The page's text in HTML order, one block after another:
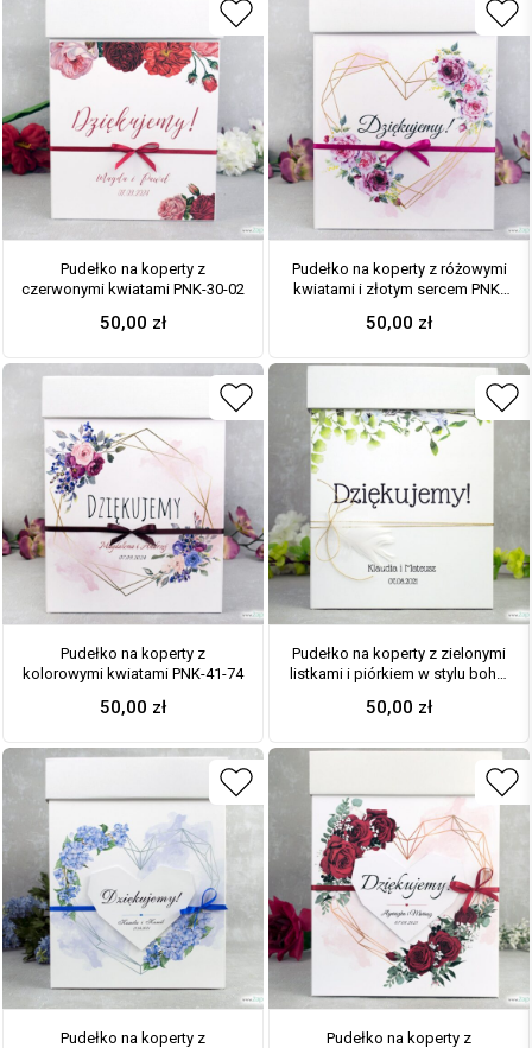
Pudełko na koperty z
czerwonymi kwiatami PNK-30-02
50,00 zł
Pudełko na koperty z różowymi
kwiatami i złotym sercem PNK-
50,00 zł
Pudełko na koperty z
kolorowymi kwiatami PNK-41-74
50,00 zł
Pudełko na koperty z zielonymi
listkami i piórkiem w stylu boho.
50,00 zł
Pudełko na koperty z
Pudełko na koperty z